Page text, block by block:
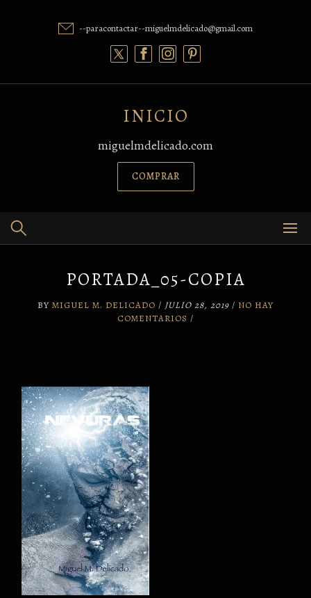
--paracontactar--miguelmdelicado@gmail.com
INICIO
miguelmdelicado.com
COMPRAR
PORTADA_05-COPIA
BY MIGUEL M. DELICADO / JULIO 28, 2019 / NO HAY
COMENTARIOS /